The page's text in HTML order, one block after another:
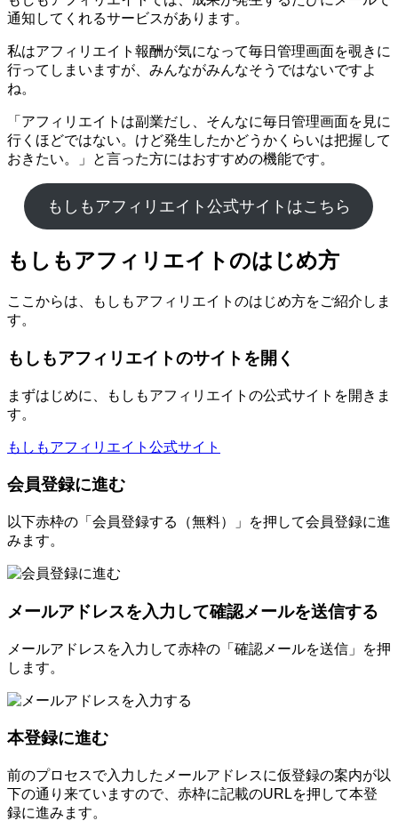
通知してくれるサービスがあります。
私はアフィリエイト報酬が気になって毎日管理画面を覗きに
行ってしまいますが、みんながみんなそうではないですよ
ね。
「アフィリエイトは副業だし、そんなに毎日管理画面を見に
行くほどではない。けど発生したかどうかくらいは把握して
おきたい。」と言った方にはおすすめの機能です。
もしもアフィリエイト公式サイトはこちら
もしもアフィリエイトのはじめ方
ここからは、もしもアフィリエイトのはじめ方をご紹介しま
す。
もしもアフィリエイトのサイトを開く
まずはじめに、もしもアフィリエイトの公式サイトを開きま
す。
もしもアフィリエイト公式サイト
会員登録に進む
以下赤枠の「会員登録する（無料）」を押して会員登録に進
みます。
メールアドレスを入力して確認メールを送信する
メールアドレスを入力して赤枠の「確認メールを送信」を押
します。
本登録に進む
前のプロセスで入力したメールアドレスに仮登録の案内が以
下の通り来ていますので、赤枠に記載のURLを押して本登
録に進みます。